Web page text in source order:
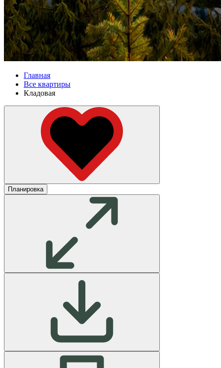
Главная
Все квартиры
Кладовая
Планировка